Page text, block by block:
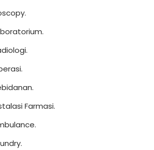
Farmasi.